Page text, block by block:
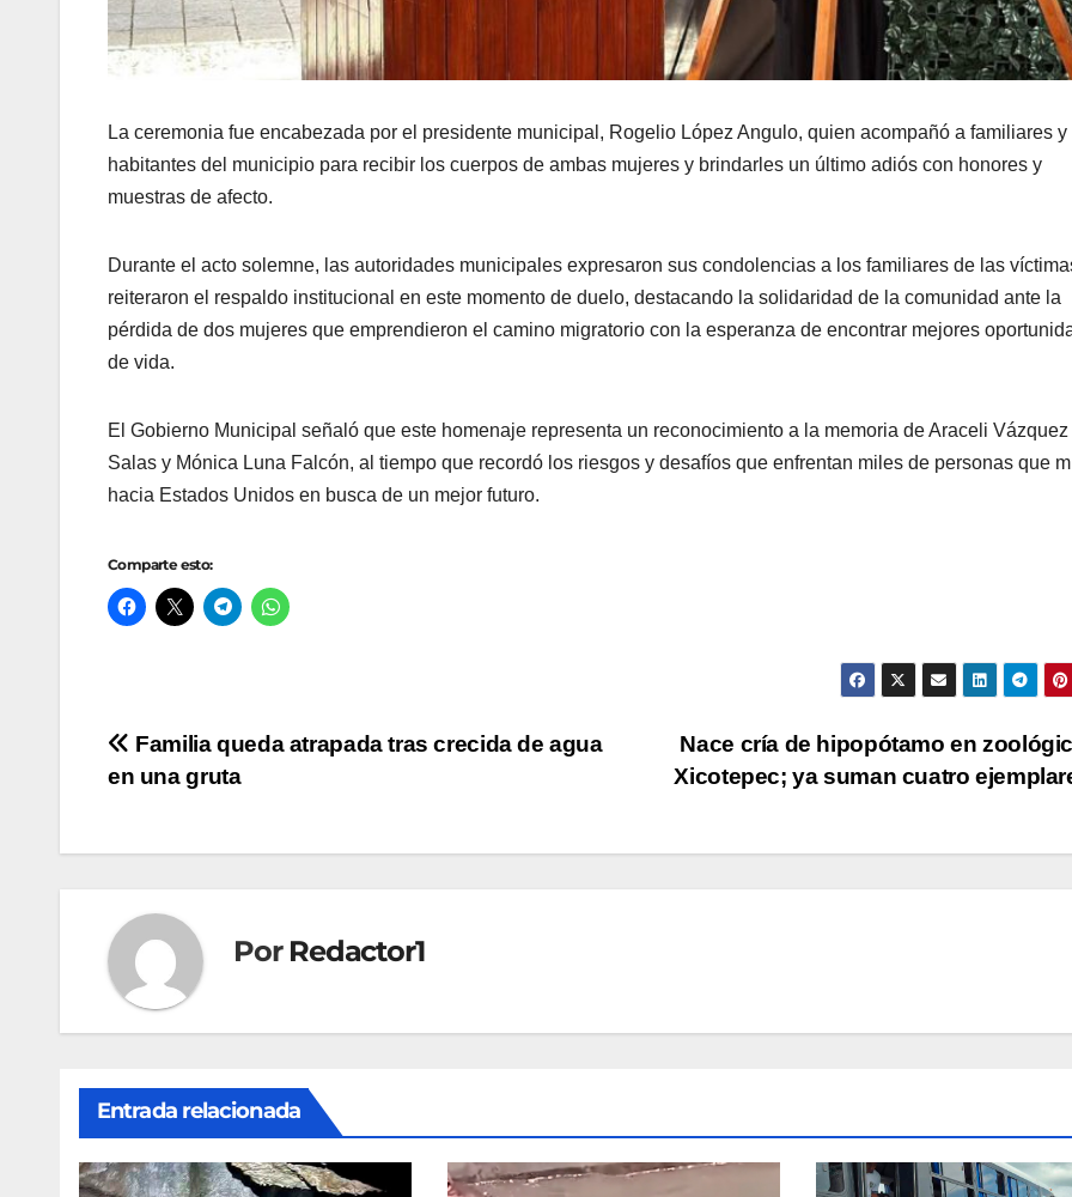
La ceremonia fue encabezada por el presidente municipal, Rogelio López Angulo, quien acompañó a familiares y
habitantes del municipio para recibir los cuerpos de ambas mujeres y brindarles un último adiós con honores y
muestras de afecto.
Durante el acto solemne, las autoridades municipales expresaron sus condolencias a los familiares de las
reiteraron el respaldo institucional en este momento de duelo, destacando la solidaridad de la comunidad ante la
pérdida de dos mujeres que emprendieron el camino migratorio con la esperanza de encontrar mejores
de vida.
El Gobierno Municipal señaló que este homenaje representa un reconocimiento a la memoria de Araceli Vázquez
Salas y Mónica Luna Falcón, al tiempo que recordó los riesgos y desafíos que enfrentan miles de personas que
hacia Estados Unidos en busca de un mejor futuro.
Comparte esto:
Navegación
entradas
Nace cría de hipopótamo en
Xicotepec; ya suman cuatro
Familia queda atrapada tras crecida de agua
en una gruta
Por Redactor1
Entrada relacionada